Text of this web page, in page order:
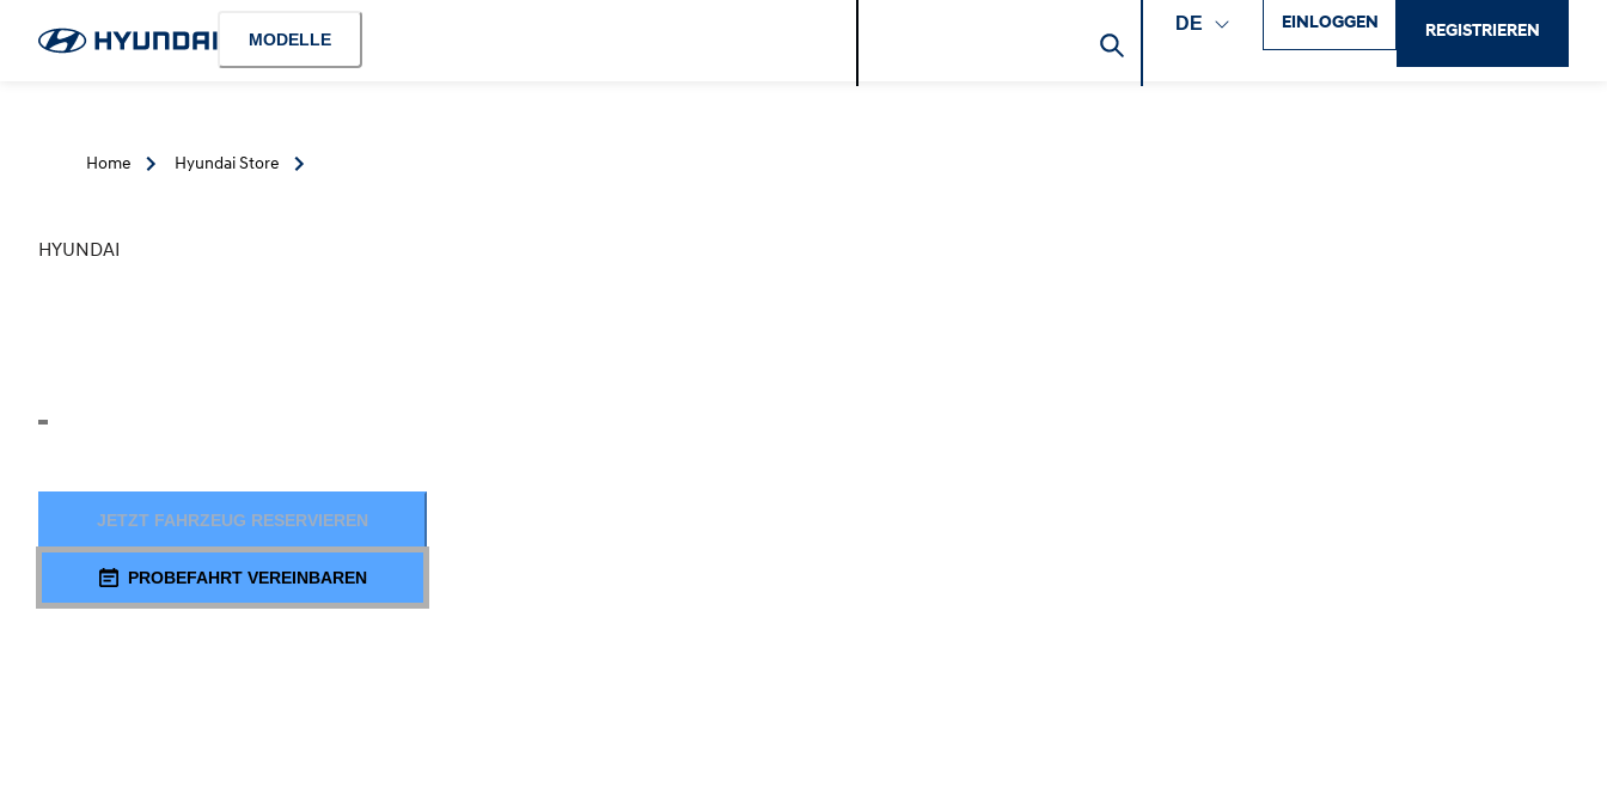
MODELLE
DE EINLOGGEN REGISTRIEREN
Home Hyundai Store
HYUNDAI
JETZT FAHRZEUG RESERVIEREN
PROBEFAHRT VEREINBAREN